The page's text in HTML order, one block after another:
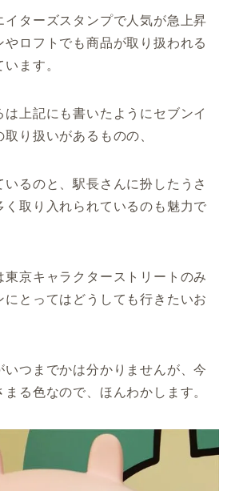
イターズスタンプで人気が急上昇
やロフトでも商品が取り扱われる
ます。
上記にも書いたようにセブンイ
り扱いがあるものの、
いるのと、駅長さんに扮したうさ
く取り入れられているのも魅力で
東京キャラクターストリートのみ
にとってはどうしても行きたいお
いつまでかは分かりませんが、今
る色なので、ほんわかします。